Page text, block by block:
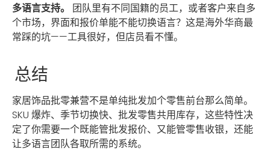
多语言支持。
团队里有不同国籍的员工，或者客户来自多
个市场，界面和报价单能不能切换语言？这是海外华商最
常踩的坑——工具很好，但店员看不懂。
总结
家居饰品批零兼营不是单纯批发加个零售前台那么简单。
SKU 爆炸、季节切换快、批发零售共用库存，这些特性决
定了你需要一个既能管批发报价、又能管零售收银，还能
让多语言团队各取所需的系统。